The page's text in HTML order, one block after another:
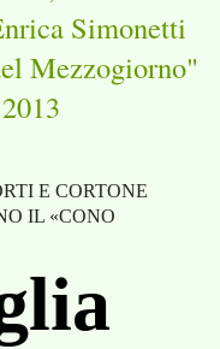
Simonetti
Mezzogiorno"
E CORTONE
IL «CONO